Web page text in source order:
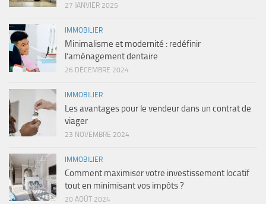
27 JANVIER 2025
IMMOBILIER
Minimalisme et modernité : redéfinir
l’aménagement dentaire
26 DÉCEMBRE 2024
IMMOBILIER
Les avantages pour le vendeur dans un contrat de
viager
23 NOVEMBRE 2024
IMMOBILIER
Comment maximiser votre investissement locatif
tout en minimisant vos impôts ?
20 AOÛT 2024